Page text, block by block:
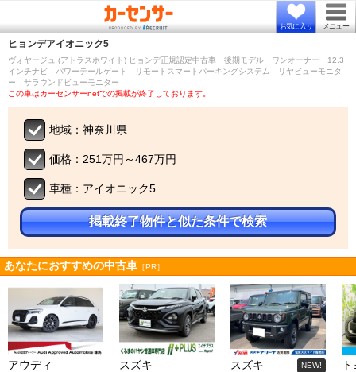
お気に入り メニュー
ヒョンデアイオニック5
ヴォヤージュ (アトラスホワイト) ヒョンデ正規認定中古車 後期モデル ワンオーナー 12.3
インチナビ パワーテールゲート リモートスマートパーキングシステム リヤビューモニタ
ー サラウンドビューモニター
この車はカーセンサーnetでの掲載が終了しております。
地域：神奈川県
価格：251万円～467万円
車種：アイオニック5
掲載終了物件と似た条件で検索
あなたにおすすめの中古車 ［PR］
アウディ
スズキ
スズキ NEW!